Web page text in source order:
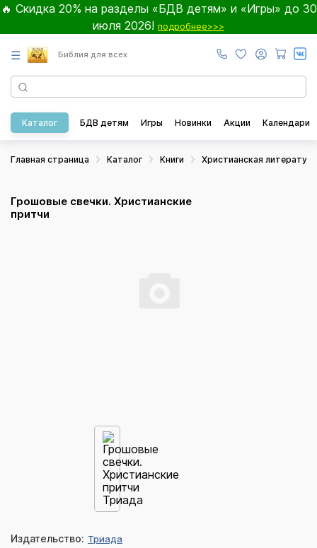
🔥 Скидка 20% на разделы «БДВ детям» и «Игры» до 30
июля 2026! подробнее>>>
☰ Библия для всех
Каталог БДВ детям Игры Новинки Акции Календари
Главная страница Каталог Книги Христианская литература
Грошовые свечки. Христианские
притчи
Издательство: Триада